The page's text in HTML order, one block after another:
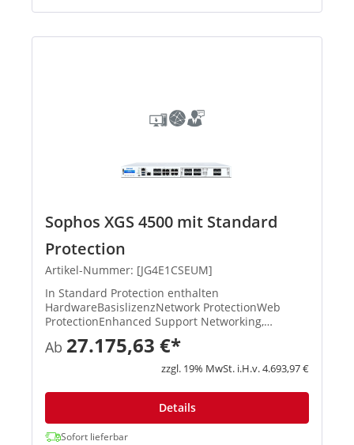
Sophos XGS 4500 mit Standard
Protection
Artikel-Nummer: [JG4E1CSEUM]
In Standard Protection enthalten
HardwareBasislizenzNetwork ProtectionWeb
ProtectionEnhanced Support Networking,
Wireless, Xstream-Architektur, unbegrenztes
Remote Access VPN, Site-to-Site VPN, Reporting
XStream TLS und DPI Engine, IPS, ATP, S...
Ab 27.175,63 €*
zzgl. 19% MwSt. i.H.v. 4.693,97 €
Details
Sofort lieferbar